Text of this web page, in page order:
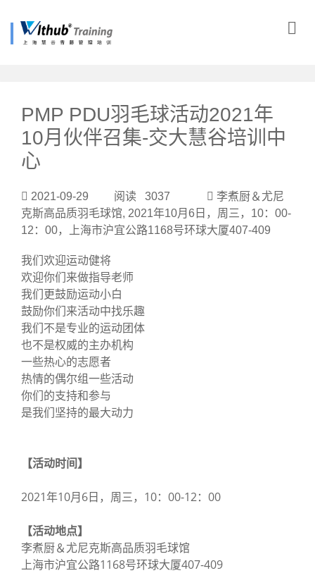
PMP PDU羽毛球活动2021年
10月伙伴召集-交大慧谷培训中
心
2021-09-29 阅读 3037
李煮厨＆尤尼
克斯高品质羽毛球馆, 2021年10月6日，周三，10：00-
12：00，上海市沪宜公路1168号环球大厦407-409
我们欢迎运动健将
欢迎你们来做指导老师
我们更鼓励运动小白
鼓励你们来活动中找乐趣
我们不是专业的运动团体
也不是权威的主办机构
一些热心的志愿者
热情的偶尔组一些活动
你们的支持和参与
是我们坚持的最大动力
【活动时间】
2021年10月6日，周三，10：00-12：00
【活动地点】
李煮厨＆尤尼克斯高品质羽毛球馆
上海市沪宜公路1168号环球大厦407-409